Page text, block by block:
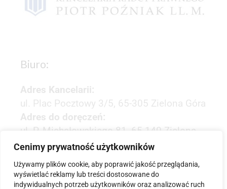
Cenimy prywatność użytkowników
Używamy plików cookie, aby poprawić jakość przeglądania,
wyświetlać reklamy lub treści dostosowane do
indywidualnych potrzeb użytkowników oraz analizować ruch
Biuro:
Adres Kancelarii:
ul. Plac Pocztowy 3/5, 65-305 Zielona Góra
Adres do doręczeń:
ul. P. Michałowskiego 81, 65-140 Zielona
Góra
Godziny otwarcia:
8:00-16:00